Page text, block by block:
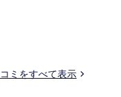
/ゴンタードシュトラー
ミをすべて表示